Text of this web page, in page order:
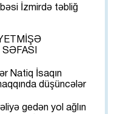
İzmirdə təbliğ
Natiq İsaqın
düşüncələr
gedən yol ağlın